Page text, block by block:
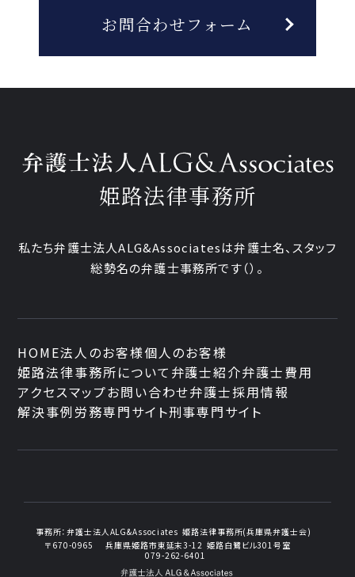
お問合わせフォーム
姫路法律事務所
私たち弁護士法人ALG&Associatesは弁護士名、 スタッフ
総勢名の弁護士事務所です（）。
HOME法人のお客様個人のお客様
姫路法律事務所について 弁護士紹介弁護士費用
アクセスマップお問い合わせ弁護士採用情報
解決事例労務専門サイト刑事専門サイト
事務所：弁護士法人ALG&Associates 姫路法律事務所(兵庫県弁護士会)
〒670-0965
兵庫県姫路市東延末3-12 姫路白鷺ビル301号室
079-262-6401